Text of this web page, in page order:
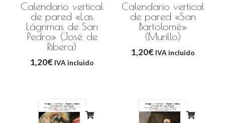
Calendario vertical
de pared «Las
Lágrimas de San
Pedro» (José de
Ribera)
1,20€ IVA incluido
Calendario vertical
de pared «San
Bartolomé»
(Murillo)
1,20€ IVA incluido